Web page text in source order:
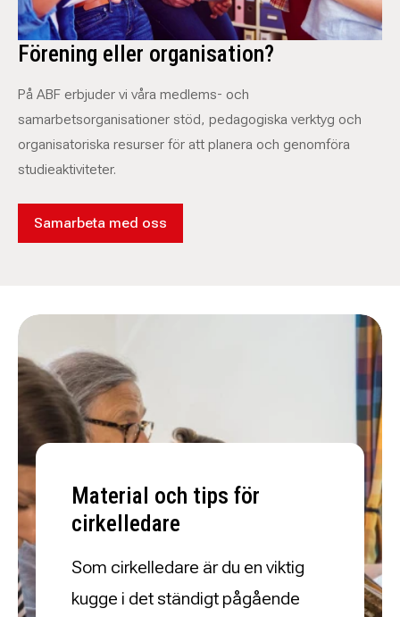
Förening eller organisation?
På ABF erbjuder vi våra medlems- och
samarbetsorganisationer stöd, pedagogiska verktyg och
organisatoriska resurser för att planera och genomföra
studieaktiviteter.
Samarbeta med oss
Material och tips för
cirkelledare
Som cirkelledare är du en viktig
kugge i det ständigt pågående